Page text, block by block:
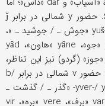
se «سه» ویژگی جنوبی را نشان می‌دهد. ۶. حضور y شمالی در برابر ǰ
جنوبی (از -y* ایرانی باستان)، مانند -yuš-/ yušâ «جوش ـ / جوشید ـ »،
-yuz-/ yoss «جوی ـ / جُست ـ »، iyye «جو»، yâne «هاون»، yâd
«جاری» (زنِ برادرشوهر) و yâ «جا»؛ در yuz «جوز» (گردو) نیز این تناظر،
اما ظاهراً از اصلی متفاوت، دیده می‌شود. ۷. حضور v شمالی در برابر b/
g جنوبی (از -w* ایرانی باستان)، مانند yver-/ yvašt- «گذر ـ / گذشت ـ
»، vâ «باد»، veče «بچه»، vârun «باران»، varf «برف»، vere «بره»، vir